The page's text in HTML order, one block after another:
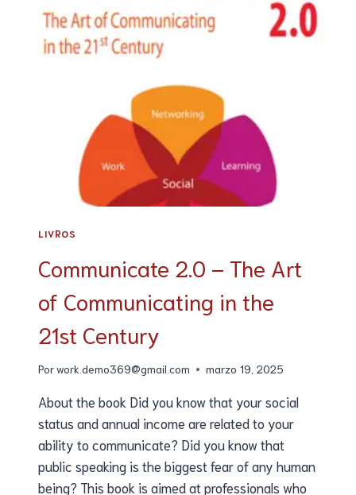
LIVROS
Communicate 2.0 – The Art
of Communicating in the
21st Century
Porwork.demo369@gmail.com marzo 19, 2025
About the book Did you know that your social
status and annual income are related to your
ability to communicate? Did you know that
public speaking is the biggest fear of any human
being? This book is aimed at professionals who